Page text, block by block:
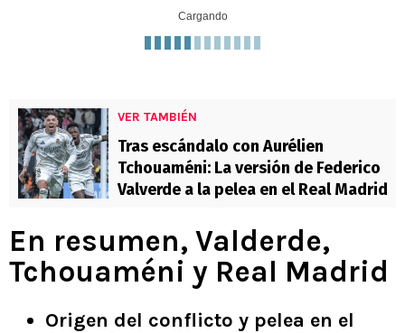
Cargando
VER TAMBIÉN
Tras escándalo con Aurélien
Tchouaméni: La versión de Federico
Valverde a la pelea en el Real Madrid
En resumen, Valderde,
Tchouaméni y Real Madrid
Origen del conflicto y pelea en el